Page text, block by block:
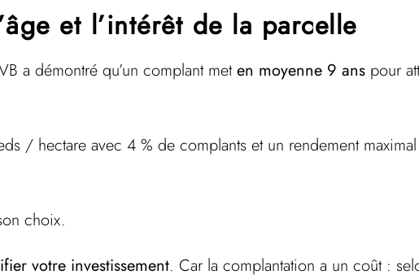
et l’intérêt de la parcelle
a démontré qu’un complant meten moyenne 9 ans pour
/ hectare avec 4 % de complants et un rendement
choix.
votre investissement. Car la complantation a un coût :